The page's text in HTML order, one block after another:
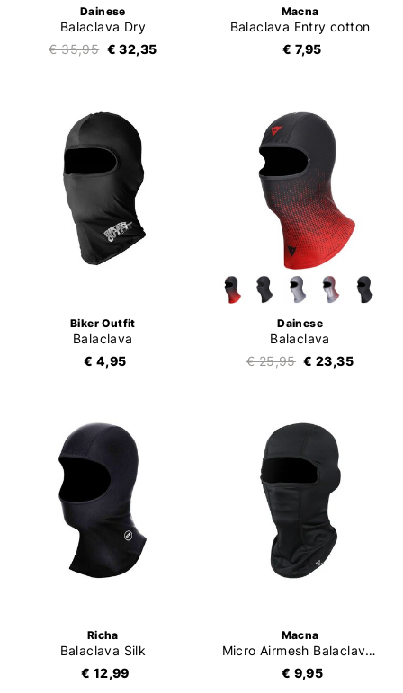
Dainese
Balaclava Dry
€ 35,95 € 32,35
Macna
Balaclava Entry cotton
€ 7,95
Biker Outfit
Balaclava
€ 4,95
Dainese
Balaclava
€ 25,95 € 23,35
Richa
Balaclava Silk
€ 12,99
Macna
Micro Airmesh Balaclava Entry
€ 9,95